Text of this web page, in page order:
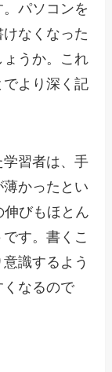
パソコンを
なくなった
うか。これ
でより深く記
習者は、手
かったとい
伸びもほとん
す。書くこ
識するよう
くなるので